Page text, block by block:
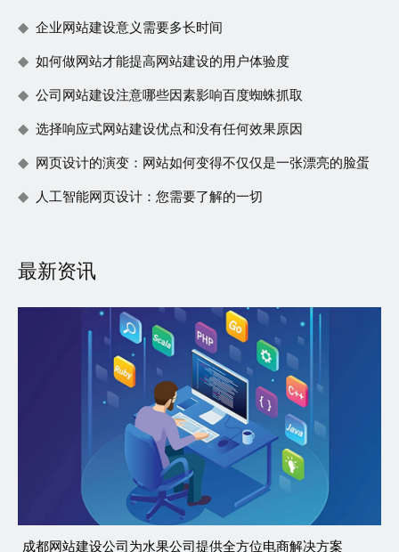
企业网站建设意义需要多长时间
如何做网站才能提高网站建设的用户体验度
公司网站建设注意哪些因素影响百度蜘蛛抓取
选择响应式网站建设优点和没有任何效果原因
网页设计的演变：网站如何变得不仅仅是一张漂亮的脸蛋
人工智能网页设计：您需要了解的一切
最新资讯
成都网站建设公司为水果公司提供全方位电商解决方案